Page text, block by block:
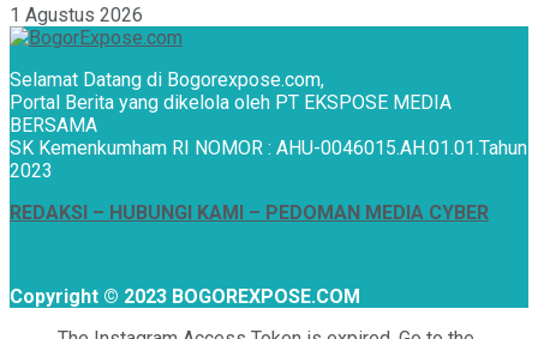
1 Agustus 2026
Selamat Datang di Bogorexpose.com,
Portal Berita yang dikelola oleh PT EKSPOSE MEDIA
BERSAMA
SK Kemenkumham RI NOMOR : AHU-0046015.AH.01.01.Tahun
2023
REDAKSI – HUBUNGI KAMI – PEDOMAN MEDIA CYBER
Copyright © 2023 BOGOREXPOSE.COM